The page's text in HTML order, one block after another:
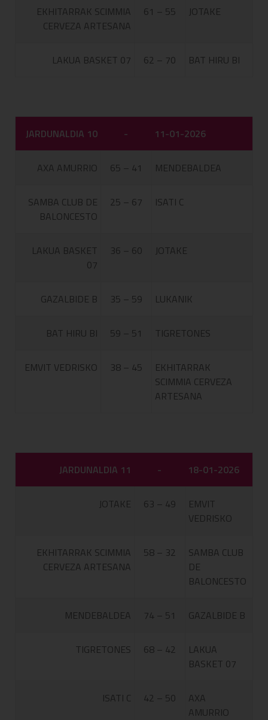
EKHITARRAK SCIMMIA
CERVEZA ARTESANA
61 – 55 JOTAKE
LAKUA BASKET 07 62 – 70 BAT HIRU BI
JARDUNALDIA 10 - 11-01-2026
AXA AMURRIO 65 – 41 MENDEBALDEA
SAMBA CLUB DE
BALONCESTO
25 – 67 ISATI C
LAKUA BASKET
07
36 – 60 JOTAKE
GAZALBIDE B 35 – 59 LUKANIK
BAT HIRU BI 59 – 51 TIGRETONES
EMVIT VEDRISKO 38 – 45
EKHITARRAK
SCIMMIA CERVEZA
ARTESANA
JARDUNALDIA 11 - 18-01-2026
JOTAKE 63 – 49
EMVIT
VEDRISKO
EKHITARRAK SCIMMIA
CERVEZA ARTESANA
58 – 32
SAMBA CLUB
DE
BALONCESTO
MENDEBALDEA 74 – 51 GAZALBIDE B
TIGRETONES 68 – 42
LAKUA
BASKET 07
ISATI C 42 – 50
AXA
AMURRIO